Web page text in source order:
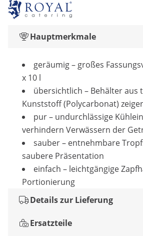
Hauptmerkmale
geräumig – großes
x 10 l
übersichtlich – Behälter aus
Kunststoff (Polycarbonat)
pur – undurchlässige
verhindern Verwässern der
sauber – entnehmbare
saubere Präsentation
einfach – leichtgängige
Portionierung
Details zur Lieferung
Ersatzteile